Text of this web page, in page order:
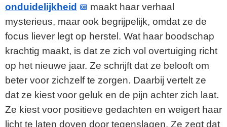
onduidelijkheid
maakt haar verhaal
mysterieus, maar ook begrijpelijk, omdat ze de
focus liever legt op herstel. Wat haar boodschap
krachtig maakt, is dat ze zich vol overtuiging richt
op het nieuwe jaar. Ze schrijft dat ze belooft om
beter voor zichzelf te zorgen. Daarbij vertelt ze
dat ze kiest voor geluk en de pijn achter zich laat.
Ze kiest voor positieve gedachten en weigert haar
licht te laten doven door tegenslagen. Ze zegt dat